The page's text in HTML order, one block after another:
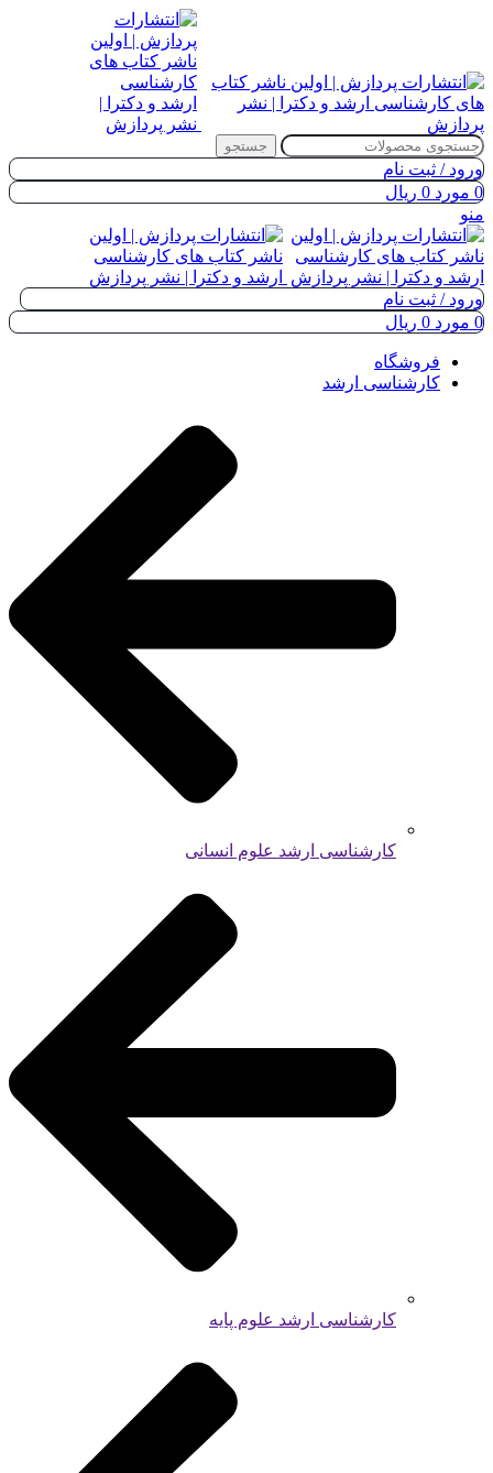
جستجو
ورود / ثبت نام
0 مورد 0 ریال
منو
ورود / ثبت نام
0 مورد 0 ریال
فروشگاه
کارشناسی ارشد
کارشناسی ارشد علوم انسانی
کارشناسی ارشد علوم پایه